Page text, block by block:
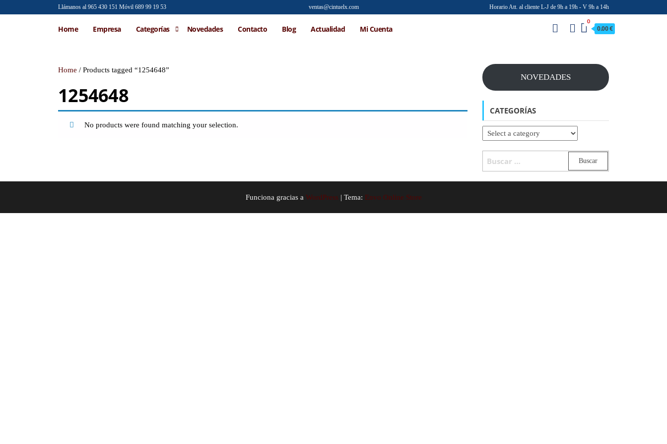
Llámanos al 965 430 151 Móvil 689 99 19 53 ventas@cintuelx.com Horario Att. al cliente L-J de 9h a 19h - V 9h a 14h
Emilio
Faraoni
por
0
0.00 €
Home Empresa Categorías Novedades Contacto Blog Actualidad Mi Cuenta
Home / Products tagged “1254648”
1254648
No products were found matching your selection.
NOVEDADES
CATEGORÍAS
Funciona gracias a WordPress | Tema: Envo Online Store